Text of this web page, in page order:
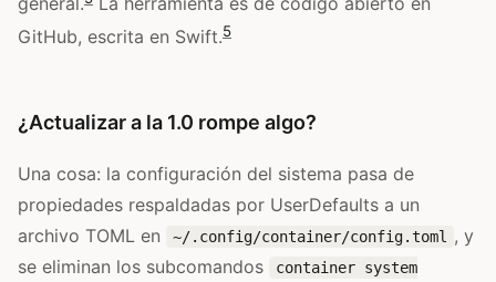
GitHub, escrita en Swift.5
¿Actualizar a la 1.0 rompe algo?
Una cosa: la configuración del sistema pasa de
propiedades respaldadas por UserDefaults a un
archivo TOML en
~/.config/container/config.toml , y
se eliminan los subcomandos
container system